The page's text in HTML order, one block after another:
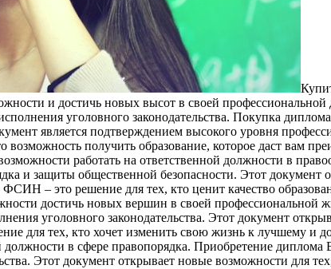
и достичь новых высот в своей
уголовного законодательства. Покупка
является подтверждением высокого уровня
получить образование, которое даст вам
работать на ответственной должности в
и защиты общественной безопасности. Этот документ
– это решение для тех, кто ценит качество
достичь новых вершин в своей
уголовного законодательства. Этот документ
тех, кто хочет изменить свою жизнь к лучшему и
в сфере правопорядка. Приобретение
Этот документ открывает новые возможности для